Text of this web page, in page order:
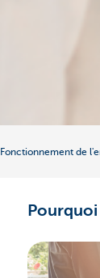
Fonctionnement de